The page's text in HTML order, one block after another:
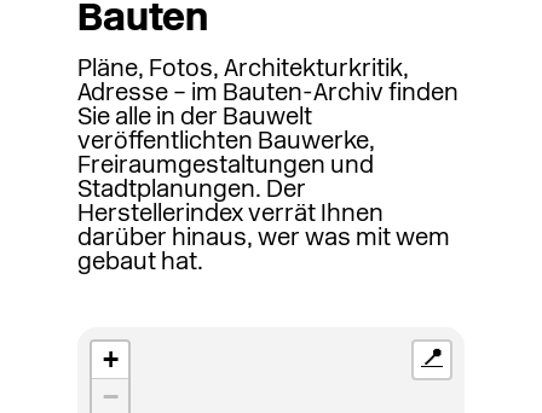
Bauten
Pläne, Fotos, Architekturkritik,
Adresse – im Bauten-Archiv finden
Sie alle in der Bauwelt
veröffentlichten Bauwerke,
Freiraumgestaltungen und
Stadtplanungen. Der
Herstellerindex verrät Ihnen
darüber hinaus, wer was mit wem
gebaut hat.
+
−
📍